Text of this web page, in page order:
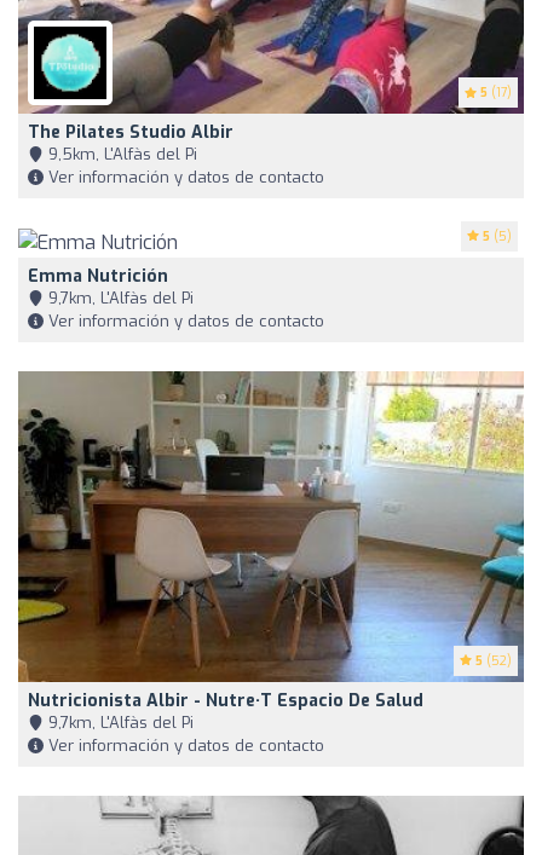
5 (17)
The Pilates Studio Albir
9,5km, L'Alfàs del Pi
Ver información y datos de contacto
5 (5)
Emma Nutrición
9,7km, L'Alfàs del Pi
Ver información y datos de contacto
5 (52)
Nutricionista Albir - Nutre·T Espacio De Salud
9,7km, L'Alfàs del Pi
Ver información y datos de contacto